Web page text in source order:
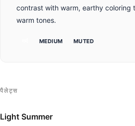
contrast with warm, earthy coloring
warm tones.
MEDIUM MUTED
पैलेट्स
Light Summer